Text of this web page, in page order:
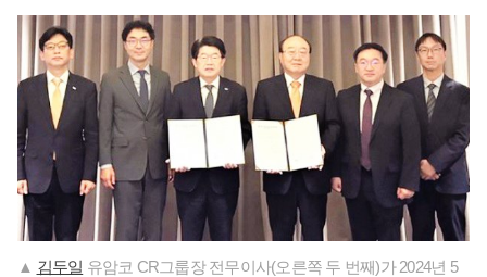
▲ 김두일 유암코 CR그룹장 전무이사(오른쪽 두 번째)가 2024년 5